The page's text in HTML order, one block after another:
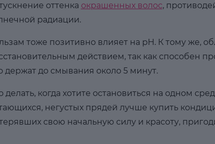
оттенка окрашенных волос,
радиации.
тоже позитивно влияет на pH. К тому же,
действием, так как способен
держат до смывания около 5 минут.
делать, когда хотите остановиться на одном
негустых прядей лучше купить
свою начальную силу и красоту,